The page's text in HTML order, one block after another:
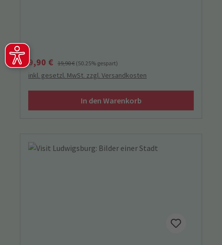
Verkaufspreis:
9,90 € Regulärer Preis:
19,90 € (50.25% gespart)
inkl. gesetzl. MwSt. zzgl. Versandkosten
In den Warenkorb